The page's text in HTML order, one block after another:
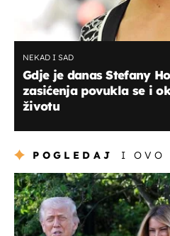
NEKAD I SAD
Gdje je danas Stefany
zasićenja povukla se i
životu
POGLEDAJ I OVO